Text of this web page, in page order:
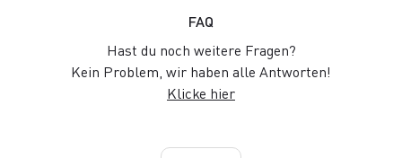
FAQ
Hast du noch weitere Fragen?
Kein Problem, wir haben alle Antworten!
Klicke hier